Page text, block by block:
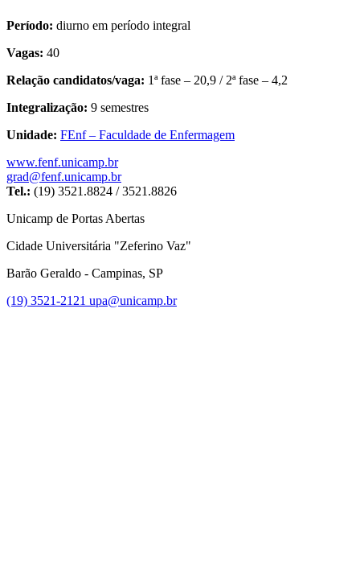
Período: diurno em período integral
Vagas: 40
Relação candidatos/vaga: 1ª fase – 20,9 / 2ª fase – 4,2
Integralização: 9 semestres
Unidade: FEnf – Faculdade de Enfermagem
www.fenf.unicamp.br
grad@fenf.unicamp.br
Tel.: (19) 3521.8824 / 3521.8826
Unicamp de Portas Abertas
Cidade Universitária "Zeferino Vaz"
Barão Geraldo - Campinas, SP
(19) 3521-2121 upa@unicamp.br